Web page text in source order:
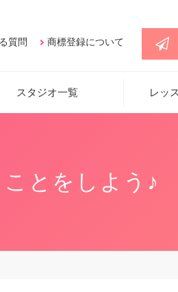
質問 商標登録について
スタジオ一覧 レッ
ことをしよう♪